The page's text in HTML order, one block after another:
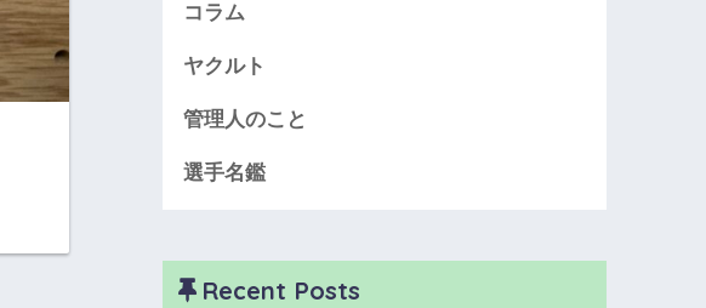
コラム
ヤクルト
管理人のこと
選手名鑑
Recent Posts